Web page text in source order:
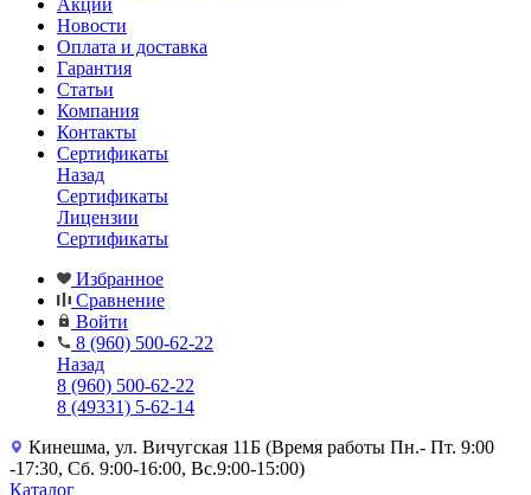
Акции
Новости
Оплата и доставка
Гарантия
Статьи
Компания
Контакты
Сертификаты
Назад
Сертификаты
Лицензии
Сертификаты
Избранное
Сравнение
Войти
8 (960) 500-62-22
Назад
8 (960) 500-62-22
8 (49331) 5-62-14
Кинешма, ул. Вичугская 11Б (Время работы Пн.- Пт. 9:00
-17:30, Сб. 9:00-16:00, Вс.9:00-15:00)
Каталог